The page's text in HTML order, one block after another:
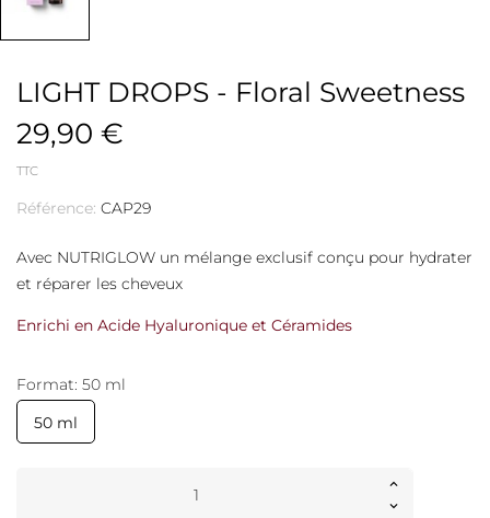
LIGHT DROPS - Floral Sweetness
29,90 €
TTC
Référence: CAP29
Avec NUTRIGLOW un mélange exclusif conçu pour hydrater
et réparer les cheveux
Enrichi en Acide Hyaluronique et Céramides
Format: 50 ml
50 ml